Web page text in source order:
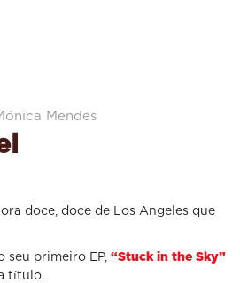
Mendes
doce, doce de Los Angeles que
seu primeiro EP, “Stuck in the Sky”
título.